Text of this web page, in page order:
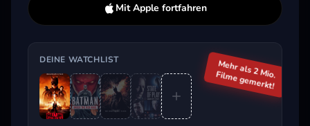
Beliebt beim Streaming
Mit Apple fortfahren
DEINE WATCHLIST Mehr als 2 Mio.
Filme gemerkt!